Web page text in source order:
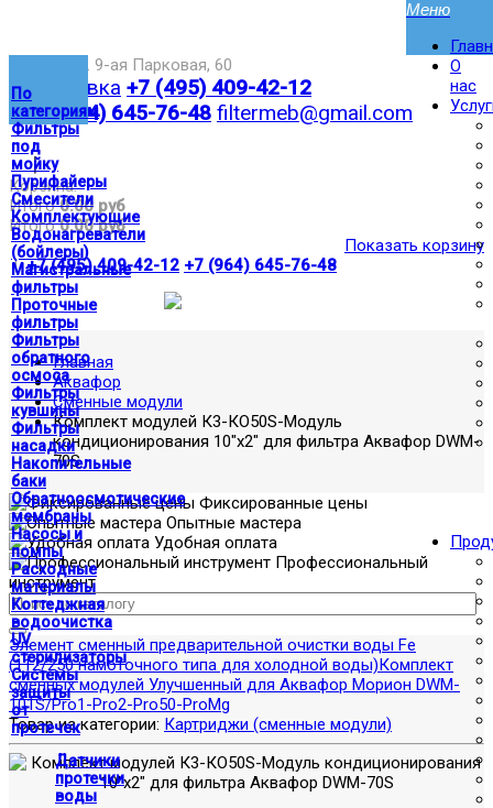
По
категориям
Фильтры
под
мойку
Пурифайеры
Смесители
Комплектующие
Водонагреватели
(бойлеры)
Магистральные
фильтры
Проточные
фильтры
Фильтры
обратного
осмоса
Фильтры
кувшины
Фильтры
насадки
Накопительные
баки
Обратноосмотические
мембраны
Насосы и
помпы
Расходные
материалы
Коттеджная
водоочистка
UV
стерилизаторы
Системы
защиты
от
протечек
Датчики
протечки
воды
Москва,ул. 9-ая Парковая, 60
Доставка +7 (495) 409-42-12
+7 (964) 645-76-48 filtermeb@gmail.com
|
Корзина:
Итого0.00 руб
Итого0.00 руб
Показать корзину
| +7 (495) 409-42-12 +7 (964) 645-76-48
О
нас
Главная
Аквафор
Сменные модули
Комплект модулей К3-КO50S-Модуль
кондиционирования 10"х2" для фильтра Аквафор DWM-
70S
Фиксированные цены
Опытные мастера
Удобная оплата
Профессиональный
инструмент
Элемент сменный предварительной очистки воды Fe
(112/250 намоточного типа для холодной воды)Комплект
сменных модулей Улучшенный для Аквафор Морион DWM-
101S/Pro1-Pro2-Pro50-ProMg
Товар из категории: Картриджи (сменные модули)